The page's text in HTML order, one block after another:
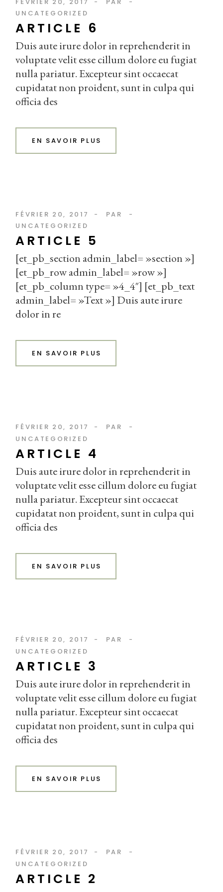
UNCATEGORIZED
ARTICLE 6
Duis aute irure dolor in reprehenderit in
voluptate velit esse cillum dolore eu fugiat
nulla pariatur. Excepteur sint occaecat
cupidatat non proident, sunt in culpa qui
officia des
EN SAVOIR PLUS
FÉVRIER 20, 2017
PAR
UNCATEGORIZED
ARTICLE 5
[et_pb_section admin_label= »section »]
[et_pb_row admin_label= »row »]
[et_pb_column type= »4_4″] [et_pb_text
admin_label= »Text »] Duis aute irure
dolor in re
EN SAVOIR PLUS
FÉVRIER 20, 2017
PAR
UNCATEGORIZED
ARTICLE 4
Duis aute irure dolor in reprehenderit in
voluptate velit esse cillum dolore eu fugiat
nulla pariatur. Excepteur sint occaecat
cupidatat non proident, sunt in culpa qui
officia des
EN SAVOIR PLUS
FÉVRIER 20, 2017
PAR
UNCATEGORIZED
ARTICLE 3
Duis aute irure dolor in reprehenderit in
voluptate velit esse cillum dolore eu fugiat
nulla pariatur. Excepteur sint occaecat
cupidatat non proident, sunt in culpa qui
officia des
EN SAVOIR PLUS
FÉVRIER 20, 2017
PAR
UNCATEGORIZED
ARTICLE 2